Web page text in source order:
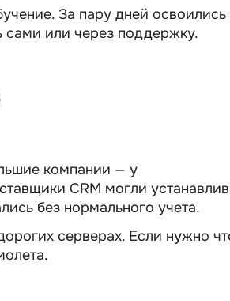
За пару дней
сами или через поддержку.
компании — у
CRM могли
без нормального учета.
серверах. Если нужно